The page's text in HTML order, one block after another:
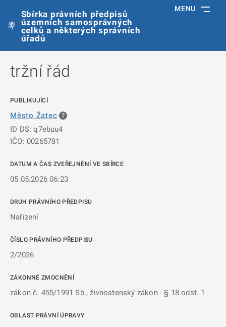
Sbírka právních předpisů
územních samosprávných
celků a některých správních
úřadů
MENU
tržní řád
PUBLIKUJÍCÍ
Město Žatec
ID DS: q7ebuu4
IČO: 00265781
DATUM A ČAS ZVEŘEJNĚNÍ VE SBÍRCE
05.05.2026 06:23
DRUH PRÁVNÍHO PŘEDPISU
Nařízení
ČÍSLO PRÁVNÍHO PŘEDPISU
2/2026
ZÁKONNÉ ZMOCNĚNÍ
zákon č. 455/1991 Sb., živnostenský zákon - § 18 odst. 1
OBLAST PRÁVNÍ ÚPRAVY